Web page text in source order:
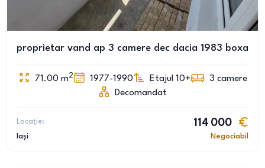
proprietar vand ap 3 camere dec dacia 1983 boxa
71.00 m2 1977-1990 Etajul 10+ 3 camere
Decomandat
Locație:
Iași
114 000
Negociabil